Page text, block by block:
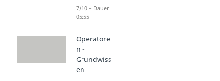
7/10 – Dauer:
05:55
Operatore
n -
Grundwiss
en